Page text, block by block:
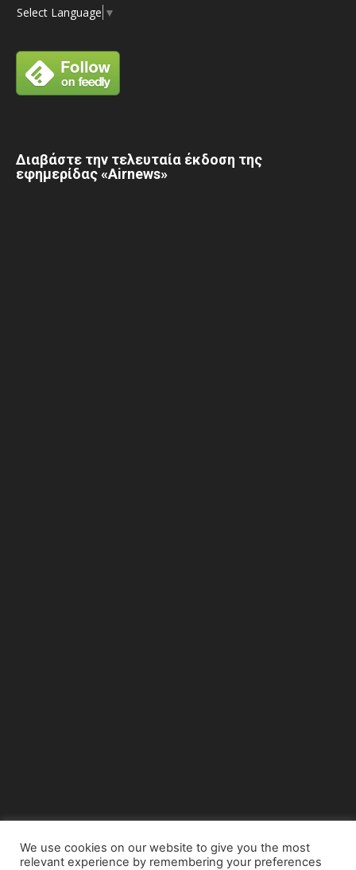
Select Language ▼
Διαβάστε την τελευταία έκδοση της
εφημερίδας «Airnews»
We use cookies on our website to give you the most
relevant experience by remembering your preferences